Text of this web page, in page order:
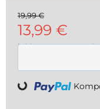
19,99 €
13,99 €
inkl. 19% USt. , zzgl.
Loading...